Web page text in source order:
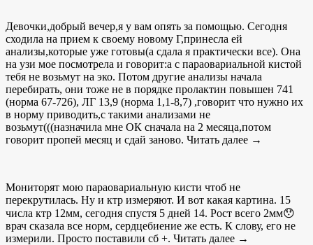
Девочки,добрый вечер,я у вам опять за помощью. Сегодня
сходила на прием к своему новому Г,принесла ей
анализы,которые уже готовы(а сдала я практически все). Она
на узи мое посмотрела и говорит:а с параовариальной кистой
тебя не возьмут на эко. Потом другие анализы начала
перебирать, они тоже не в порядке пролактин повышен 741
(норма 67-726), ЛГ 13,9 (норма 1,1-8,7) ,говорит что нужно их
в норму приводить,с такими анализами не
возьмут(((назначила мне ОК сначала на 2 месяца,потом
говорит пропей месяц и сдай заново. Читать далее →
Мониторят мою параовариальную кисти чтоб не
перекрутилась. Ну и ктр измеряют. И вот какая картина. 15
числа ктр 12мм, сегодня спустя 5 дней 14. Рост всего 2мм😯
врач сказала все норм, сердцебиение же есть. К слову, его не
измерили. Просто поставили сб +. Читать далее →